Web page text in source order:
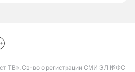
ТВ». Св-во о регистрации СМИ ЭЛ №ФС